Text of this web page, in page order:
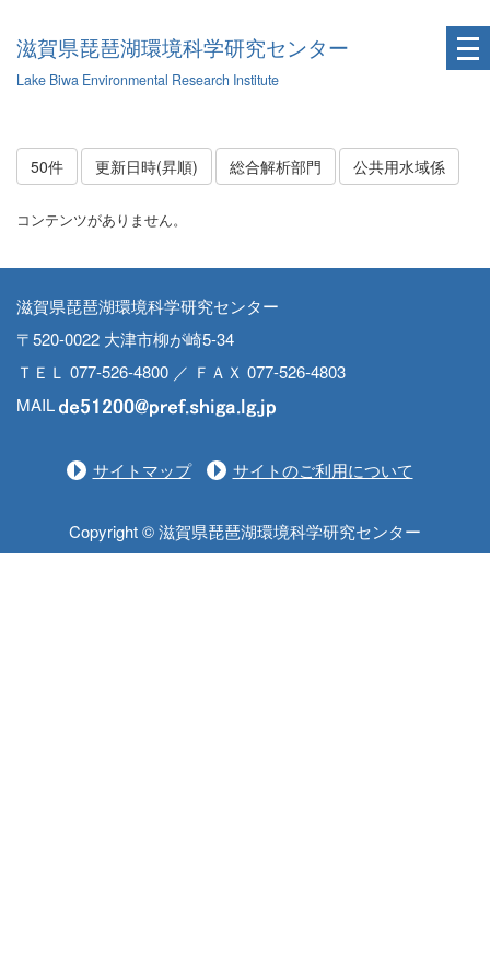
滋賀県琵琶湖環境科学研究センター
Lake Biwa Environmental Research Institute
50件 更新日時(昇順) 総合解析部門 公共用水域係
コンテンツがありません。
滋賀県琵琶湖環境科学研究センター
〒520-0022 大津市柳が崎5-34
ＴＥＬ 077-526-4800 ／ ＦＡＸ 077-526-4803
MAIL
サイトマップ サイトのご利用について
Copyright © 滋賀県琵琶湖環境科学研究センター